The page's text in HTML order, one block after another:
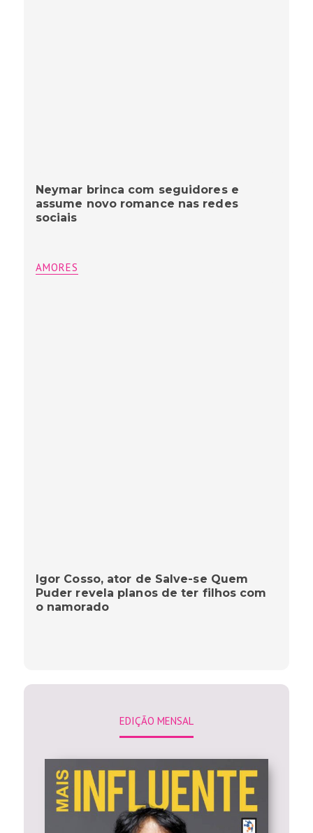
Neymar brinca com seguidores e
assume novo romance nas redes
sociais
AMORES
Igor Cosso, ator de Salve-se Quem
Puder revela planos de ter filhos com
o namorado
EDIÇÃO MENSAL